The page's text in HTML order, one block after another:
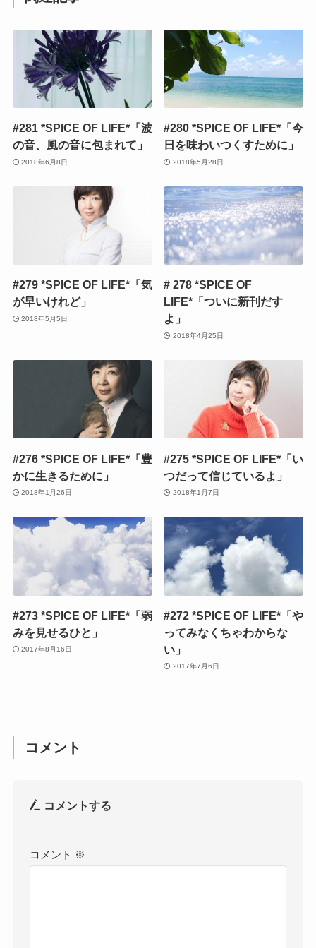
#281 *SPICE OF LIFE*「波
の音、風の音に包まれて」
2018年6月8日
#280 *SPICE OF LIFE*「今
日を味わいつくすために」
2018年5月28日
#279 *SPICE OF LIFE*「気
が早いけれど」
2018年5月5日
# 278 *SPICE OF
LIFE*「ついに新刊だす
よ」
2018年4月25日
#276 *SPICE OF LIFE*「豊
かに生きるために」
2018年1月26日
#275 *SPICE OF LIFE*「い
つだって信じているよ」
2018年1月7日
#273 *SPICE OF LIFE*「弱
みを見せるひと」
2017年8月16日
#272 *SPICE OF LIFE*「や
ってみなくちゃわからな
い」
2017年7月6日
コメント
コメントする
コメント ※